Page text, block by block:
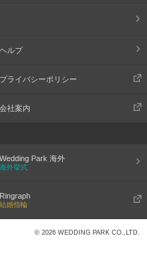
ヘルプ
プライバシーポリシー
会社案内
Wedding Park 海外
海外挙式
Ringraph
結婚指輪
© 2026 WEDDING PARK CO.,LTD.